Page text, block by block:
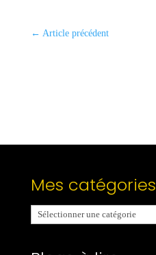
← Article précédent
Mes catégories
Mes
catégories